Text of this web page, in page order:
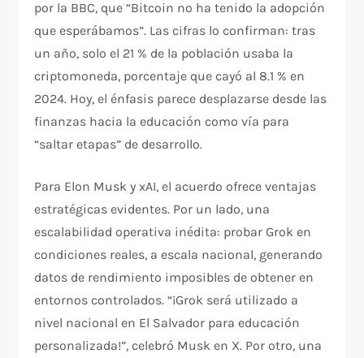
por la BBC, que “Bitcoin no ha tenido la adopción
que esperábamos”. Las cifras lo confirman: tras
un año, solo el 21 % de la población usaba la
criptomoneda, porcentaje que cayó al 8.1 % en
2024. Hoy, el énfasis parece desplazarse desde las
finanzas hacia la educación como vía para
“saltar etapas” de desarrollo.
Para Elon Musk y xAI, el acuerdo ofrece ventajas
estratégicas evidentes. Por un lado, una
escalabilidad operativa inédita: probar Grok en
condiciones reales, a escala nacional, generando
datos de rendimiento imposibles de obtener en
entornos controlados. “¡Grok será utilizado a
nivel nacional en El Salvador para educación
personalizada!”, celebró Musk en X. Por otro, una